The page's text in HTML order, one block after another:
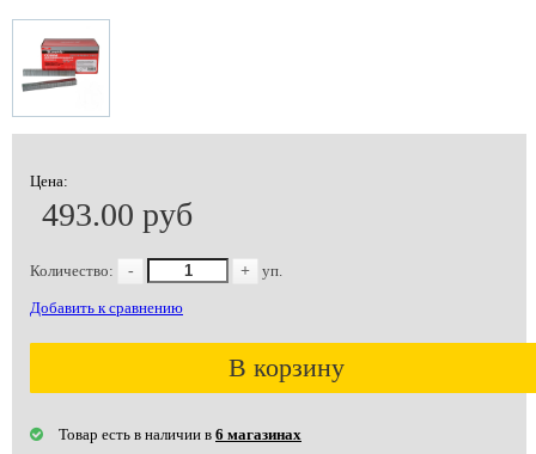
Цена:
493.00 руб
Количество: - + уп.
Добавить к сравнению
В корзину
Товар есть в наличии в 6 магазинах